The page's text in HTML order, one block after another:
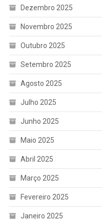
Dezembro 2025
Novembro 2025
Outubro 2025
Setembro 2025
Agosto 2025
Julho 2025
Junho 2025
Maio 2025
Abril 2025
Março 2025
Fevereiro 2025
Janeiro 2025